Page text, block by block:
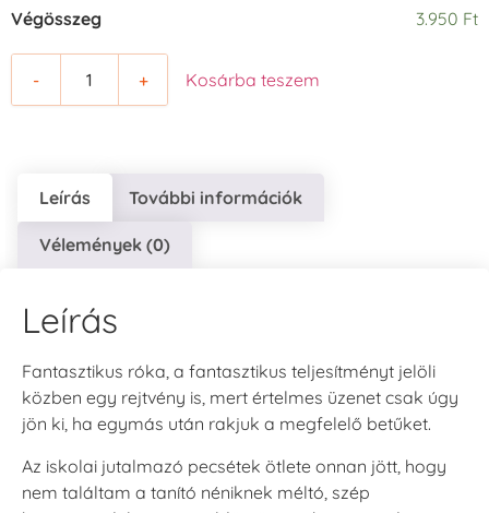
Végösszeg 3.950 Ft
- + Kosárba teszem
Leírás További információk
Vélemények (0)
Leírás
Fantasztikus róka, a fantasztikus teljesítményt jelöli
közben egy rejtvény is, mert értelmes üzenet csak úgy
jön ki, ha egymás után rakjuk a megfelelő betűket.
Az iskolai jutalmazó pecsétek ötlete onnan jött, hogy
nem találtam a tanító néniknek méltó, szép